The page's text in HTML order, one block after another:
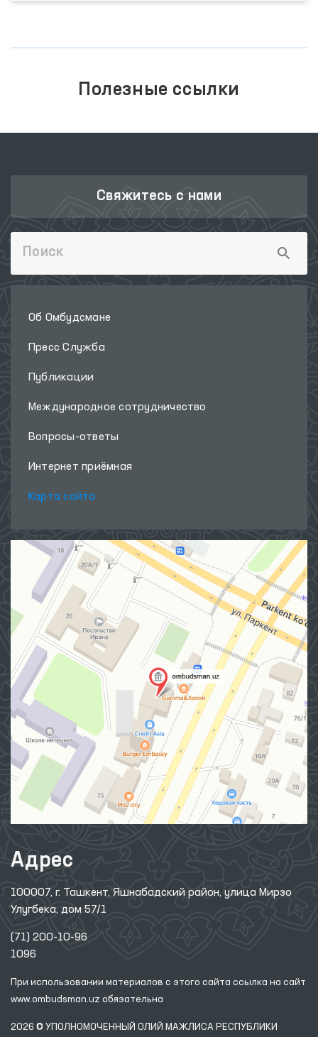
Полезные ссылки
Свяжитесь с нами
Об Омбудсмане
Пресс Служба
Публикации
Международное сотрудничество
Вопросы-ответы
Интернет приёмная
Карта сайта
Адрес
100007, г. Ташкент, Яшнабадский район, улица Мирзо
Улугбека, дом 57/1
(71) 200-10-96
1096
При использовании материалов с этого сайта ссылка на сайт
www.ombudsman.uz обязательна
2026 © УПОЛНОМОЧЕННЫЙ ОЛИЙ МАЖЛИСА РЕСПУБЛИКИ